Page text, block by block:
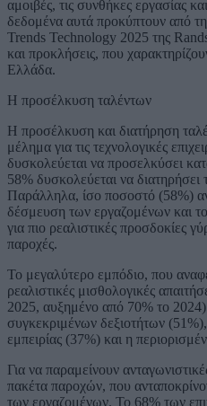
αμοιβές, τις συνθήκες εργασίας
δεδομένα αυτά προκύπτουν από
Trends Technology 2025 της
και προκλήσεις, που
Ελλάδα.
Η προσέλκυση ταλέντων
Η προσέλκυση και διατήρηση
μέλημα για τις τεχνολογικές
δυσκολεύεται να προσελκύσει
58% δυσκολεύεται να διατηρήσει
Παράλληλα, ίσο ποσοστό (58%)
δέσμευση των εργαζομένων και
για πιο ρεαλιστικές προσδοκίες
παροχές.
Το μεγαλύτερο εμπόδιο, που
ρεαλιστικές μισθολογικές
2025, αυξημένο από 70% το
συγκεκριμένων δεξιοτήτων
εμπειρίας (37%) και η
Για να παραμείνουν
πακέτα παροχών, που
των εργαζομένων. Το 68% των